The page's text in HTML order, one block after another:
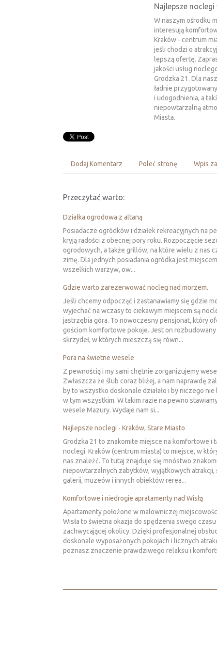
Najlepsze
W naszym ośrodku
interesują
Kraków - centrum
jeśli chodzi o
lepszą ofertę.
jakości usług
Grodzka 21. Dla
ładnie
i udogodnienia, a
niepowtarzalną
Miasta.
Dodaj Komentarz Poleć stronę Wpis
Przeczytać warto:
Działka ogrodowa z altaną
Posiadacze ogródków i działek rekreacyjnych na
kryją radości z obecnej pory roku. Rozpoczęcie
ogrodowych, a także grillów, na które wielu z nas
zimę. Dla jednych posiadania ogródka jest
wszelkich warzyw, ow...
Gdzie warto zarezerwować nocleg nad morzem.
Jeśli chcemy odpocząć i zastanawiamy się gdzie
wyjechać na wczasy to ciekawym miejscem są
jastrzębia góra. To nowoczesny pensjonat, który
gościom komfortowe pokoje. Jest on rozbudowany
skrzydeł, w których mieszczą się równ...
Pora na świetne wesele
Z pewnością i my sami chętnie zorganizujemy
Zwłaszcza że ślub coraz bliżej, a nam naprawdę
by to wszystko doskonale działało i by niczego nie
w tym wszystkim. W takim razie na pewno
wesele Mazury. Wydaje nam si...
Najlepsze noclegi - Kraków, Stare Miasto
Grodzka 21 to znakomite miejsce na komfortowe i
noclegi. Kraków (centrum miasta) to miejsce, w
nas znaleźć. To tutaj znajduje się mnóstwo
niepowtarzalnych zabytków, wyjątkowych atrakcji,
galerii, muzeów i innych obiektów rerea...
Komfortowe i niedrogie apratamenty nad Wisłą
Apartamenty położone w malowniczej
Wisła to świetna okazja do spędzenia swego
zachwycającej okolicy. Dzięki profesjonalnej
doskonale wyposażonych pokojach i licznych
poznasz znaczenie prawdziwego relaksu i